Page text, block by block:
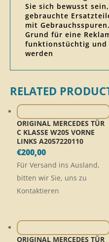
Sie sich bewusst
gebrauchte
mit
Grund für eine
funktionstüchtig
werden
RELATED
ORIGINAL MERCEDES TÜR
C KLASSE W205 VORNE
LINKS A2057220110
€200,00
Für Versand ins Ausland,
bitten wir Sie, uns zu
Kontaktieren
ORIGINAL MERCEDES TÜR